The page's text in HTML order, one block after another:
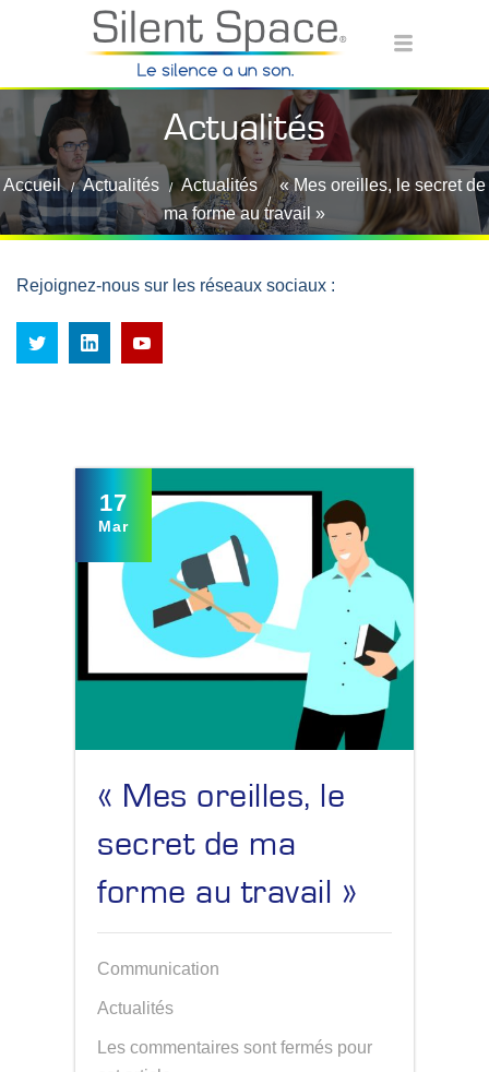
Actualités
Accueil Actualités Actualités
« Mes oreilles, le secret de
ma forme au travail »
Rejoignez-nous sur les réseaux sociaux :
17
Mar
« Mes oreilles, le
secret de ma
forme au travail »
Communication
Actualités
Les commentaires sont fermés pour